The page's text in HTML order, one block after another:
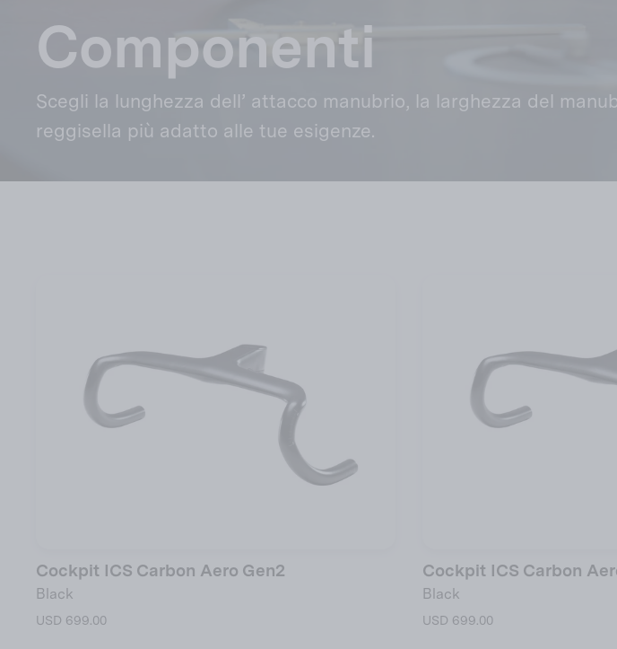
Componenti
Scegli la lunghezza dell’ attacco manubrio, la larghezza del
reggisella più adatto alle tue esigenze.
Cockpit ICS Carbon Aero Gen2
Black
USD 699.00
Cockpit ICS Carbon
Black
USD 699.00